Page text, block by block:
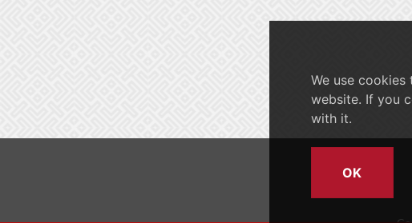
We use
website. If you
with it.
OK